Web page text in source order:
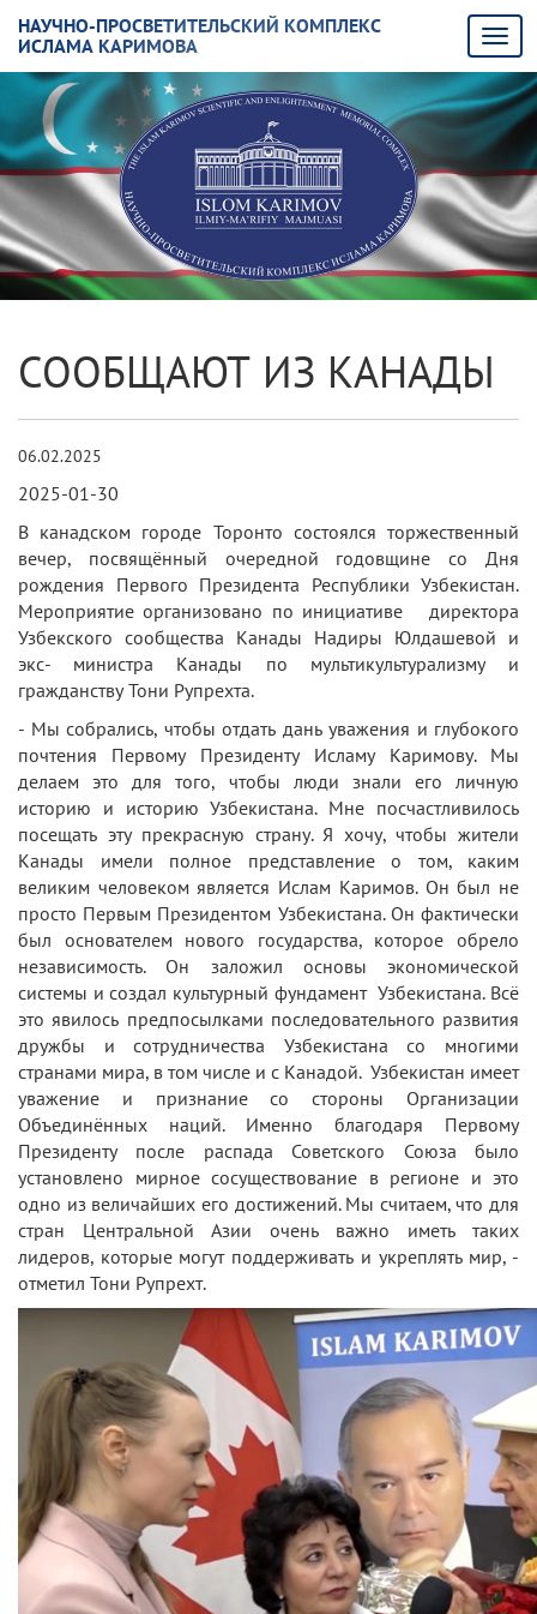
НАУЧНО-ПРОСВЕТИТЕЛЬСКИЙ КОМПЛЕКС
ИСЛАМА КАРИМОВА
СООБЩАЮТ ИЗ КАНАДЫ
06.02.2025
2025-01-30
В канадском городе Торонто состоялся торжественный
вечер, посвящённый очередной годовщине со Дня
рождения Первого Президента Республики Узбекистан.
Мероприятие организовано по инициативе директора
Узбекского сообщества Канады Надиры Юлдашевой и
экс- министра Канады по мультикультурализму и
гражданству Тони Рупрехта.
- Мы собрались, чтобы отдать дань уважения и глубокого
почтения Первому Президенту Исламу Каримову. Мы
делаем это для того, чтобы люди знали его личную
историю и историю Узбекистана. Мне посчастливилось
посещать эту прекрасную страну. Я хочу, чтобы жители
Канады имели полное представление о том, каким
великим человеком является Ислам Каримов. Он был не
просто Первым Президентом Узбекистана. Он фактически
был основателем нового государства, которое обрело
независимость. Он заложил основы экономической
системы и создал культурный фундамент Узбекистана. Всё
это явилось предпосылками последовательного развития
дружбы и сотрудничества Узбекистана со многими
странами мира, в том числе и с Канадой. Узбекистан имеет
уважение и признание со стороны Организации
Объединённых наций. Именно благодаря Первому
Президенту после распада Советского Союза было
установлено мирное сосуществование в регионе и это
одно из величайших его достижений. Мы считаем, что для
стран Центральной Азии очень важно иметь таких
лидеров, которые могут поддерживать и укреплять мир, -
отметил Тони Рупрехт.